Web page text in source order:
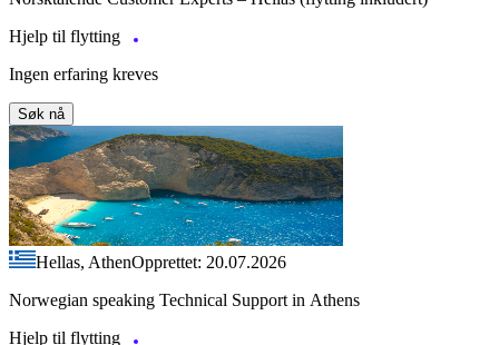
Hjelp til flytting
Ingen erfaring kreves
Søk nå
Hellas, AthenOpprettet: 20.07.2026
Norwegian speaking Technical Support in Athens
Hjelp til flytting